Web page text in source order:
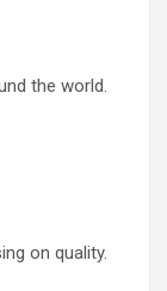
the world.
on quality.